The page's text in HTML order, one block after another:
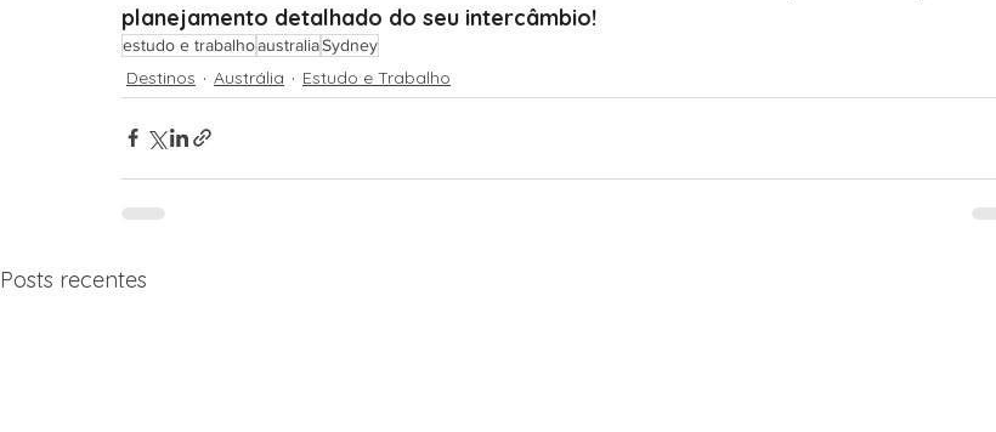
planejamento detalhado do seu intercâmbio!
estudo e trabalhoaustraliaSydney
Destinos Austrália Estudo e Trabalho
Posts recentes